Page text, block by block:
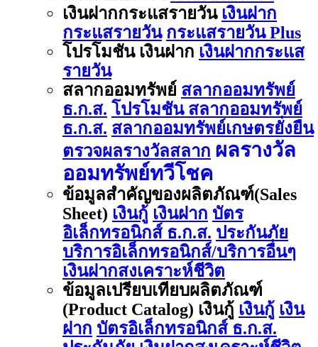
เงินฝากกระแสรายวัน เงินฝาก
กระแสรายวัน กระแสรายวัน Plus
โปรโมชัน เงินฝาก เงินฝากกระแส
รายวัน
สลากออมทรัพย์ สลากออมทรัพย์
ธ.ก.ส. โปรโมชัน สลากออมทรัพย์
ธ.ก.ส. สลากออมทรัพย์เกษตรยั่งยืน
ตรวจผลรางวัลสลาก ผลรางวัล
ออมทรัพย์ทวีโชค
ข้อมูลสำคัญของผลิตภัณฑ์(Sales
Sheet) เงินกู้ เงินฝาก บัตร
อิเล็กทรอนิกส์ ธ.ก.ส. ประกันภัย
บริการอิเล็กทรอนิกส์/บริการอื่นๆ
เงินฝากสงเคราะห์ชีวิต
ข้อมูลเปรียบเทียบผลิตภัณฑ์
(Product Catalog) เงินกู้ เงินกู้ เงิน
ฝาก บัตรอิเล็กทรอนิกส์ ธ.ก.ส.